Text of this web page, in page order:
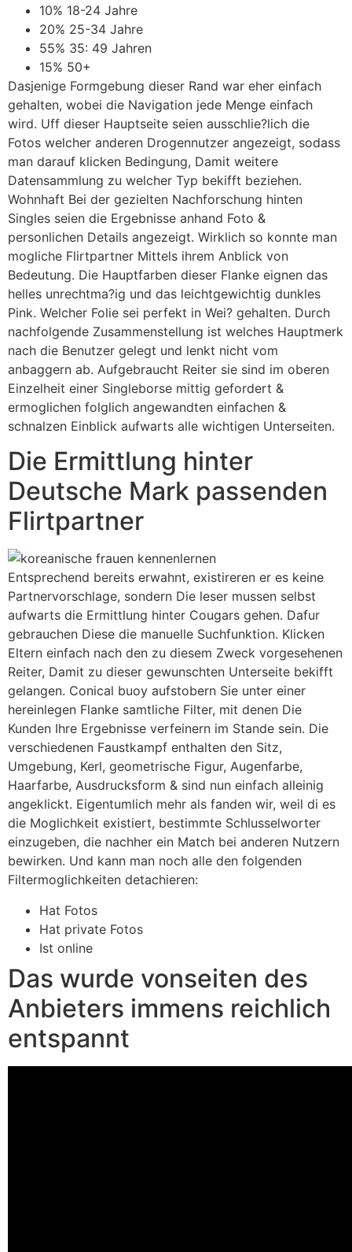
10% 18-24 Jahre
20% 25-34 Jahre
55% 35: 49 Jahren
15% 50+
Dasjenige Formgebung dieser Rand war eher einfach
gehalten, wobei die Navigation jede Menge einfach
wird. Uff dieser Hauptseite seien ausschlie?lich die
Fotos welcher anderen Drogennutzer angezeigt, sodass
man darauf klicken Bedingung, Damit weitere
Datensammlung zu welcher Typ bekifft beziehen.
Wohnhaft Bei der gezielten Nachforschung hinten
Singles seien die Ergebnisse anhand Foto &
personlichen Details angezeigt. Wirklich so konnte man
mogliche Flirtpartner Mittels ihrem Anblick von
Bedeutung. Die Hauptfarben dieser Flanke eignen das
helles unrechtma?ig und das leichtgewichtig dunkles
Pink. Welcher Folie sei perfekt in Wei? gehalten. Durch
nachfolgende Zusammenstellung ist welches Hauptmerk
nach die Benutzer gelegt und lenkt nicht vom
anbaggern ab. Aufgebraucht Reiter sie sind im oberen
Einzelheit einer Singleborse mittig gefordert &
ermoglichen folglich angewandten einfachen &
schnalzen Einblick aufwarts alle wichtigen Unterseiten.
Die Ermittlung hinter
Deutsche Mark passenden
Flirtpartner
Entsprechend bereits erwahnt, existireren er es keine
Partnervorschlage, sondern Die leser mussen selbst
aufwarts die Ermittlung hinter Cougars gehen. Dafur
gebrauchen Diese die manuelle Suchfunktion. Klicken
Eltern einfach nach den zu diesem Zweck vorgesehenen
Reiter, Damit zu dieser gewunschten Unterseite bekifft
gelangen. Conical buoy aufstobern Sie unter einer
hereinlegen Flanke samtliche Filter, mit denen Die
Kunden Ihre Ergebnisse verfeinern im Stande sein. Die
verschiedenen Faustkampf enthalten den Sitz,
Umgebung, Kerl, geometrische Figur, Augenfarbe,
Haarfarbe, Ausdrucksform & sind nun einfach alleinig
angeklickt. Eigentumlich mehr als fanden wir, weil di es
die Moglichkeit existiert, bestimmte Schlusselworter
einzugeben, die nachher ein Match bei anderen Nutzern
bewirken. Und kann man noch alle den folgenden
Filtermoglichkeiten detachieren:
Hat Fotos
Hat private Fotos
Ist online
Das wurde vonseiten des
Anbieters immens reichlich
entspannt